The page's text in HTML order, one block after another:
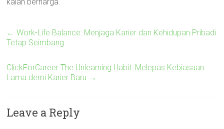
← Work-Life Balance: Menjaga Karier dan Kehidupan Pribadi
Tetap Seimbang
ClickForCareer The Unlearning Habit: Melepas Kebiasaan
Lama demi Karier Baru →
Leave a Reply